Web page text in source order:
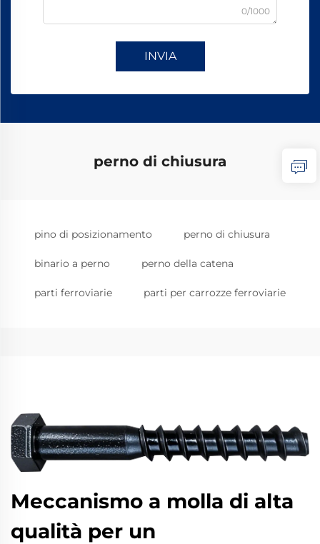
0/1000
INVIA
perno di chiusura
pino di posizionamento perno di chiusura
binario a perno perno della catena
parti ferroviarie parti per carrozze ferroviarie
Meccanismo a molla di alta
qualità per un